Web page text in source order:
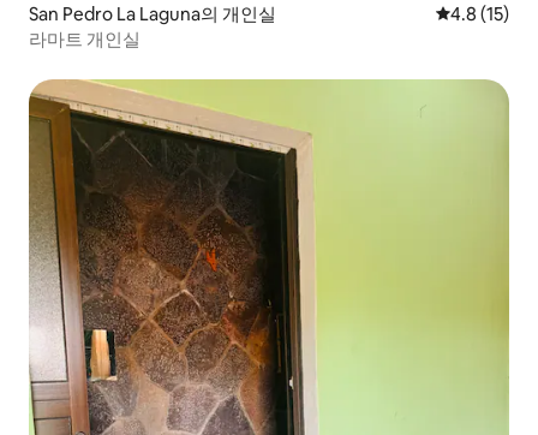
San Pedro La Laguna의 개인실 평점 4.8점
4.8 (15)
라마트 개인실